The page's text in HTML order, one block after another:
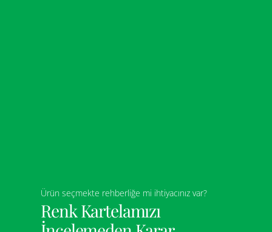
Ürün seçmekte rehberliğe mi ihtiyacınız var?
Renk Kartelamızı